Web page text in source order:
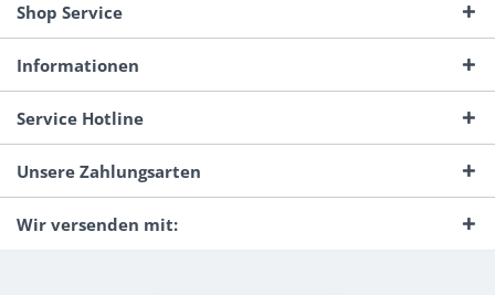
Shop Service
Informationen
Service Hotline
Unsere Zahlungsarten
Wir versenden mit: